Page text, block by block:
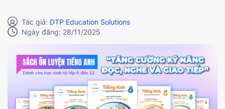
Tác giả: DTP Education Solutions
Ngày đăng: 28/11/2025